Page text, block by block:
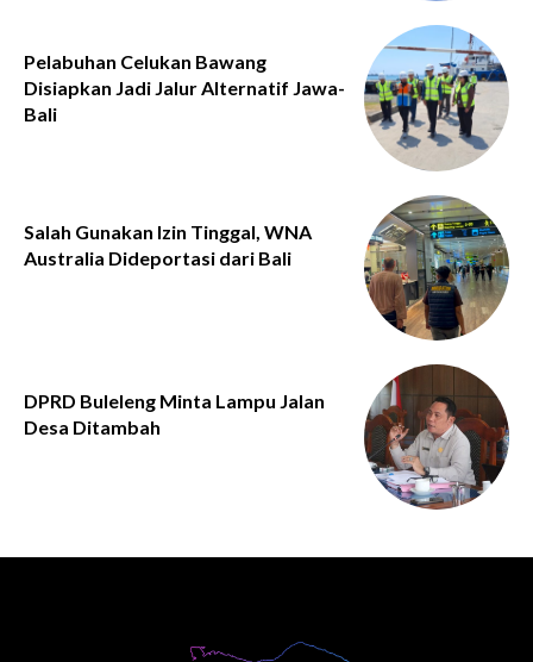
Pelabuhan Celukan Bawang
Disiapkan Jadi Jalur Alternatif Jawa-
Bali
Salah Gunakan Izin Tinggal, WNA
Australia Dideportasi dari Bali
DPRD Buleleng Minta Lampu Jalan
Desa Ditambah